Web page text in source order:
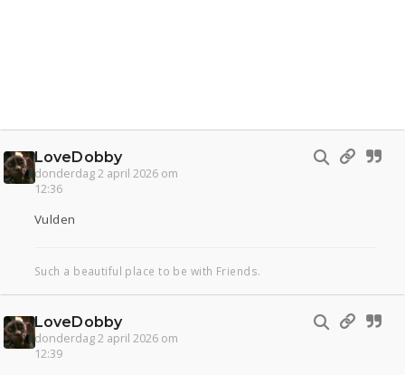
LoveDobby
donderdag 2 april 2026 om
12:36
Vulden
Such a beautiful place to be with Friends.
LoveDobby
donderdag 2 april 2026 om
12:39